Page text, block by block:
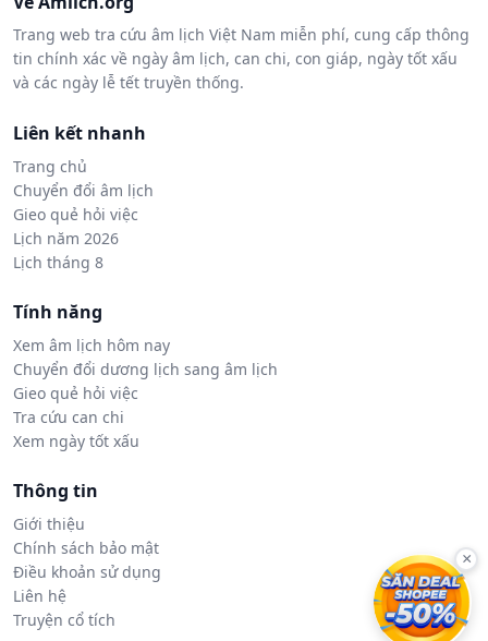
Trang web tra cứu âm lịch Việt Nam miễn phí, cung cấp thông
tin chính xác về ngày âm lịch, can chi, con giáp, ngày tốt xấu
và các ngày lễ tết truyền thống.
Liên kết nhanh
Trang chủ
Chuyển đổi âm lịch
Gieo quẻ hỏi việc
Lịch năm 2026
Lịch tháng 8
Tính năng
Xem âm lịch hôm nay
Chuyển đổi dương lịch sang âm lịch
Gieo quẻ hỏi việc
Tra cứu can chi
Xem ngày tốt xấu
Thông tin
Giới thiệu
Chính sách bảo mật
Điều khoản sử dụng
Liên hệ
Truyện cổ tích
×